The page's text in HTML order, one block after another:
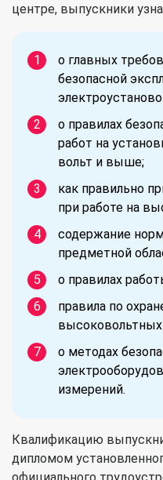
центре, выпускники
о главных
безопасной
о правилах
работ на
вольт и выше;
как правильно
при работе на
содержание
предметной
о правилах
правила по
высоковольтных
о методах
измерений.
Квалификацию
дипломом